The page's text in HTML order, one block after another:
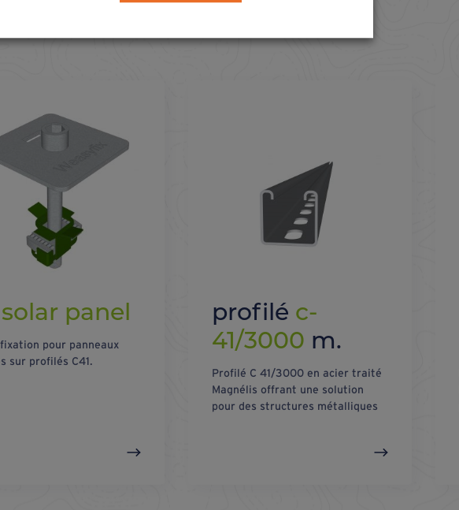
solution
solar panel
pour panneaux
sur profilés C41.
profilé c-
41/3000 m.
Profilé C 41/3000 en acier traité
Magnélis offrant une solution
pour des structures métalliques